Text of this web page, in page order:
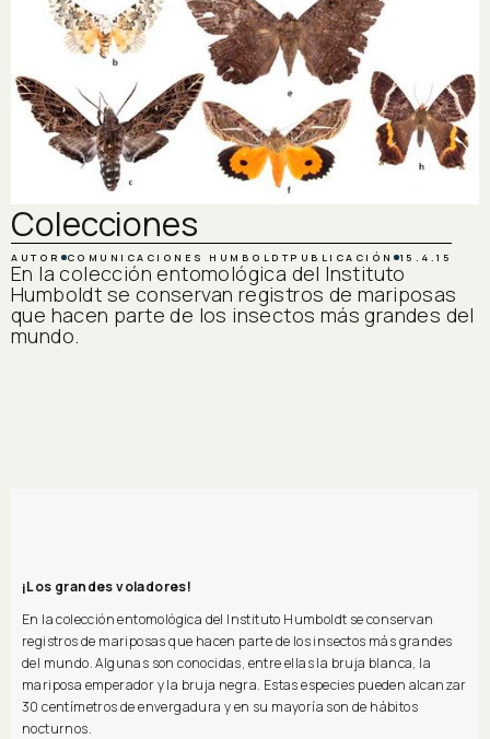
Colecciones
AUTOR COMUNICACIONES HUMBOLDTPUBLICACIÓN 15.4.15
En la colección entomológica del Instituto
Humboldt se conservan registros de mariposas
que hacen parte de los insectos más grandes del
mundo.
¡Los grandes voladores!
En la colección entomológica del Instituto Humboldt se conservan
registros de mariposas que hacen parte de los insectos más grandes
del mundo. Algunas son conocidas, entre ellas la bruja blanca, la
mariposa emperador y la bruja negra. Estas especies pueden alcanzar
30 centímetros de envergadura y en su mayoría son de hábitos
nocturnos.